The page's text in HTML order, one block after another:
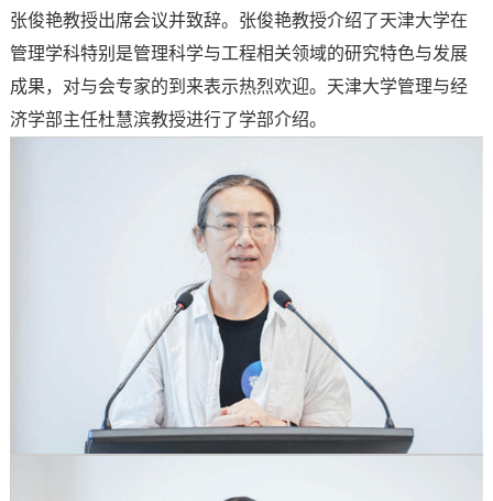
张俊艳教授出席会议并致辞。张俊艳教授介绍了天津大学在
管理学科特别是管理科学与工程相关领域的研究特色与发展
成果，对与会专家的到来表示热烈欢迎。天津大学管理与经
济学部主任杜慧滨教授进行了学部介绍。